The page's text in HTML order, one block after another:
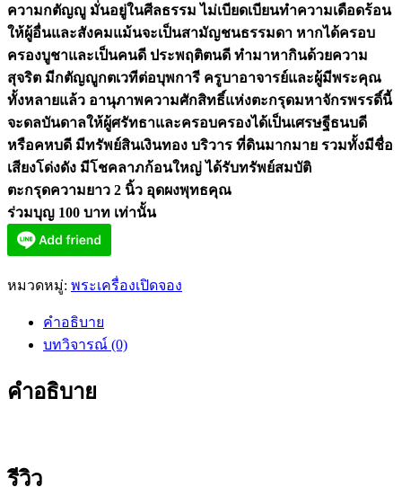
ความกตัญญู มั่นอยู่ในศีลธรรม ไม่เบียดเบียนทำความเดือดร้อน
ให้ผู้อื่นและสังคมแม้นจะเป็นสามัญชนธรรมดา หากได้ครอบ
ครองบูชาและเป็นคนดี ประพฤติตนดี ทำมาหากินด้วยความ
สุจริต มีกตัญญูกตเวทีต่อบุพการี ครูบาอาจารย์และผู้มีพระคุณ
ทั้งหลายแล้ว อานุภาพความศักสิทธิ์แห่งตะกรุดมหาจักรพรรดิ์นี้
จะดลบันดาลให้ผู้ศรัทธาและครอบครองได้เป็นเศรษฐีธนบดี
หรือคหบดี มีทรัพย์สินเงินทอง บริวาร ที่ดินมากมาย รวมทั้งมีชื่อ
เสียงโด่งดัง มีโชคลาภก้อนใหญ่ ได้รับทรัพย์สมบัติ
ตะกรุดความยาว 2 นิ้ว อุดผงพุทธคุณ
ร่วมบุญ 100 บาท เท่านั้น
หมวดหมู่: พระเครื่องเปิดจอง
คำอธิบาย
บทวิจารณ์ (0)
คำอธิบาย
รีวิว